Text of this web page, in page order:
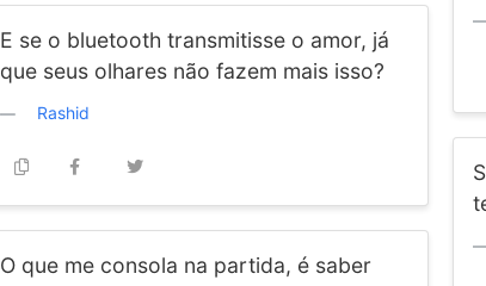
E se o bluetooth transmitisse o amor, já
que seus olhares não fazem mais isso?
Rashid
O que me consola na partida, é saber